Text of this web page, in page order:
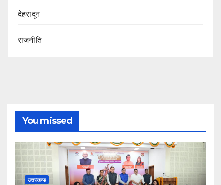
देहरादून
राजनीति
You missed
उत्तराखण्ड